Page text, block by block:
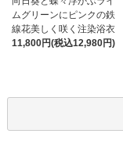
ムグリーンにピンクの鉄
線花美しく咲く注染浴衣
11,800円(税込12,980円)